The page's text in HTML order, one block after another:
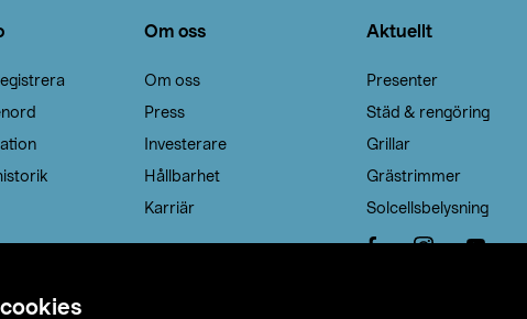
Om oss
Om oss
Press
Investerare
Hållbarhet
Karriär
Aktuellt
Presenter
Städ & rengöring
Grillar
Grästrimmer
Solcellsbelysning